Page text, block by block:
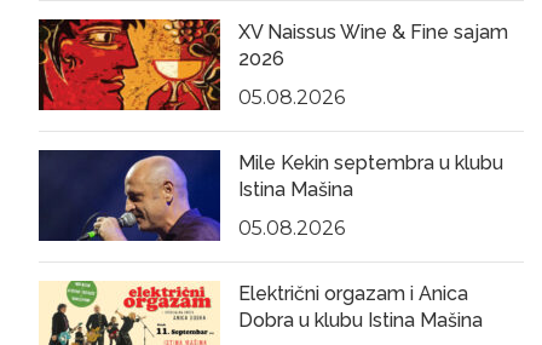
XV Naissus Wine & Fine sajam
2026
05.08.2026
Mile Kekin septembra u klubu
Istina Mašina
05.08.2026
Električni orgazam i Anica
Dobra u klubu Istina Mašina